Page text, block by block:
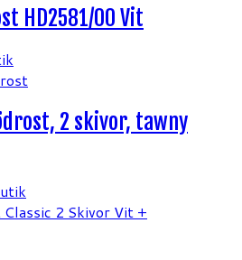
HD2581/00 Vit
2 skivor, tawny